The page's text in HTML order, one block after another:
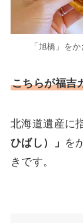
「旭橋」を
こちらが福吉
北海道遺産に
ひばし）」 を
きです。